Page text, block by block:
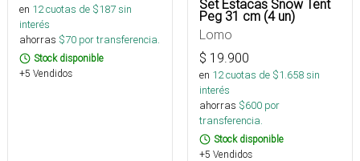
en 12cuotas de $187sin
interés
ahorras $70 por transferencia.
Stock disponible
+5 Vendidos
Set Estacas Snow Tent
Peg 31 cm (4 un)
Lomo
$ 19.900
en 12cuotas de $1.658sin
interés
ahorras $600 por
transferencia.
Stock disponible
+5 Vendidos